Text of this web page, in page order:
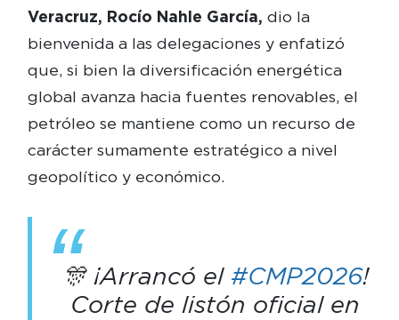
Veracruz, Rocío Nahle García, dio la
bienvenida a las delegaciones y enfatizó
que, si bien la diversificación energética
global avanza hacia fuentes renovables, el
petróleo se mantiene como un recurso de
carácter sumamente estratégico a nivel
geopolítico y económico.
🎊 ¡Arrancó el #CMP2026!
Corte de listón oficial en